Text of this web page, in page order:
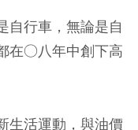
自行車，無論是自
在○八年中創下高
生活運動，與油價